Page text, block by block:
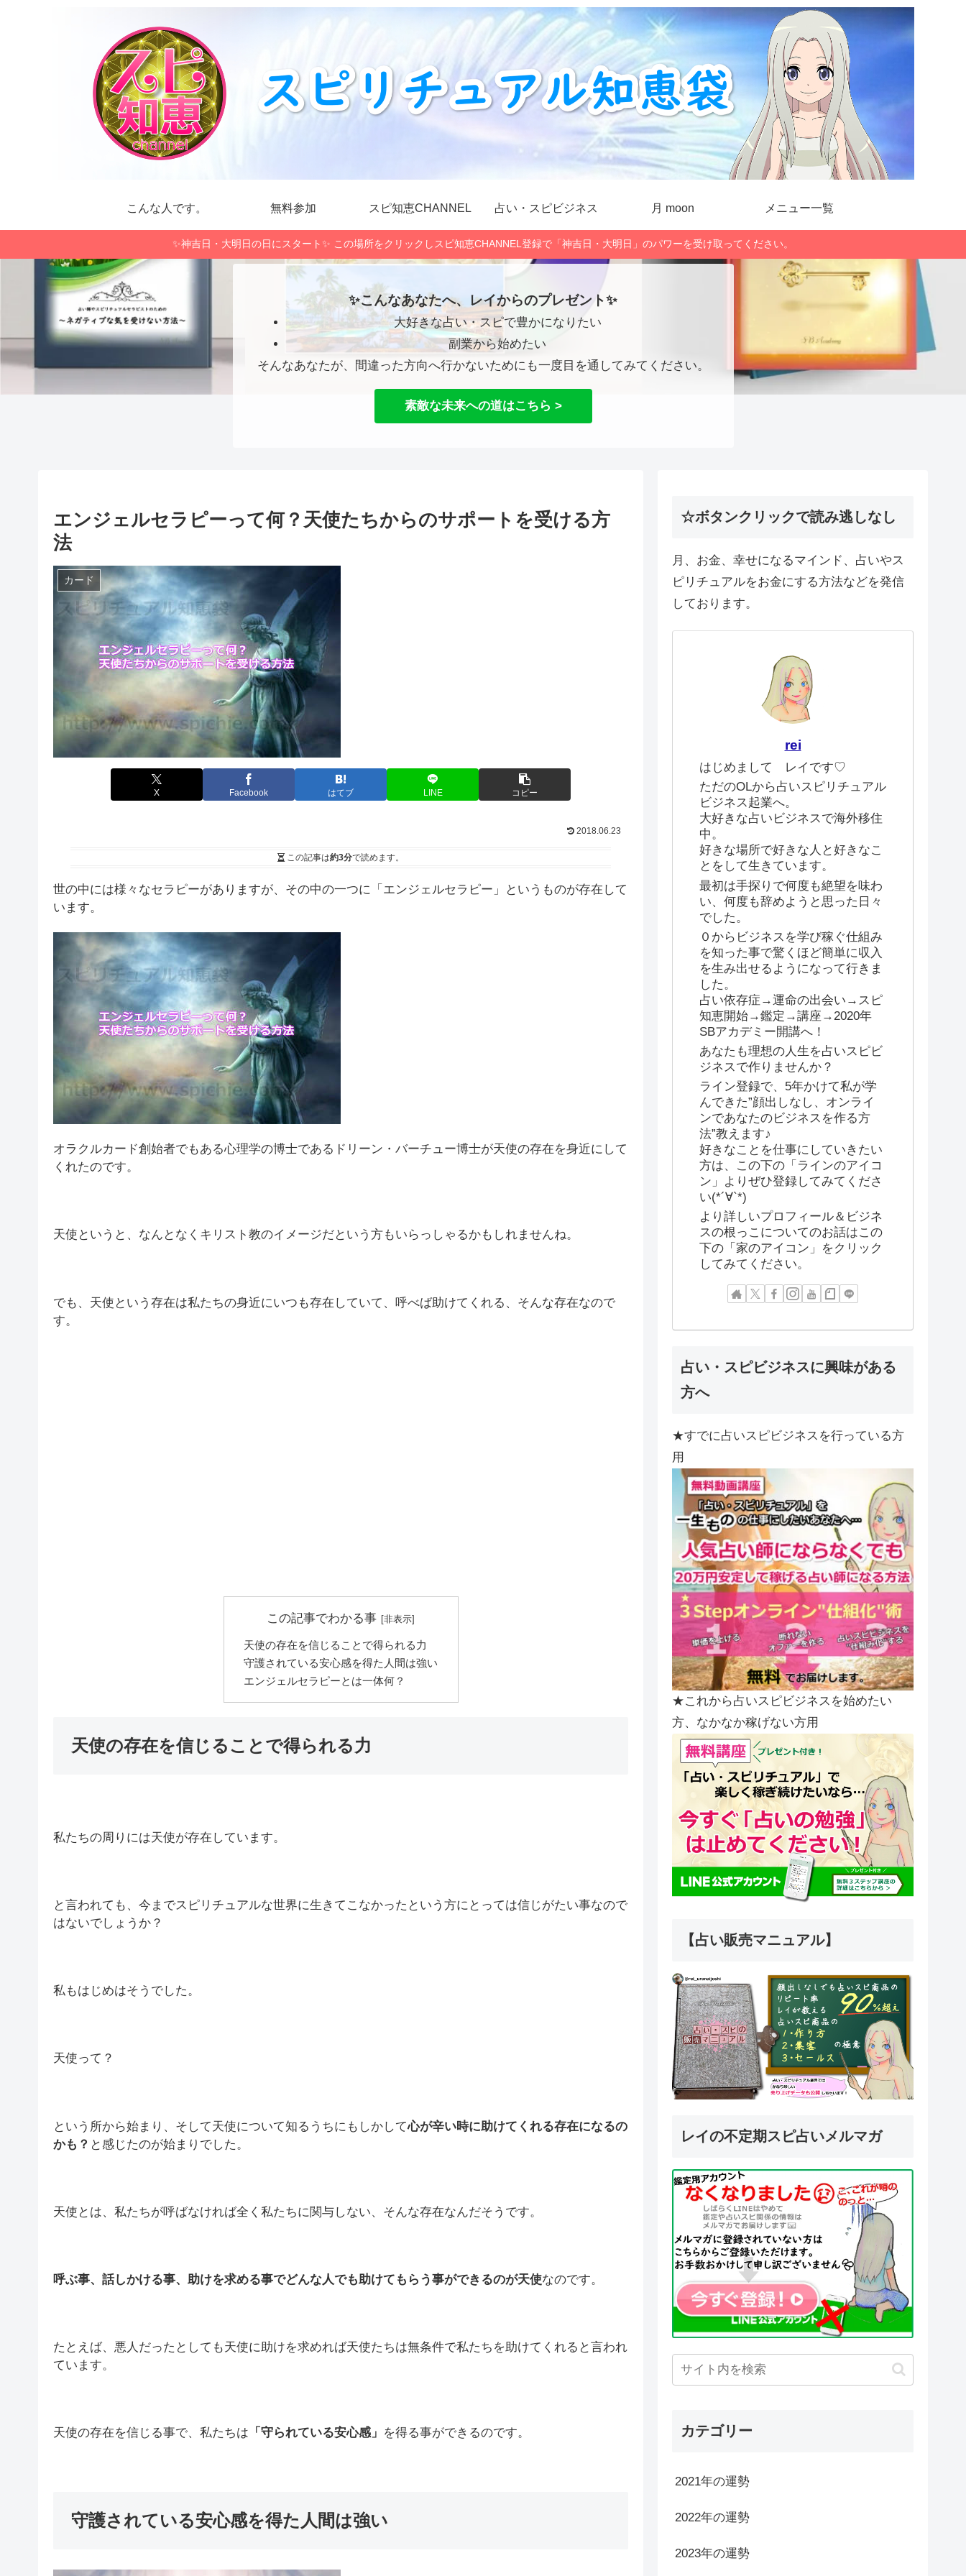
こんな人です。 無料参加 スピ知恵CHANNEL 占い・スピビジネス 月 moon メニュー一覧
✨神吉日・大明日の日にスタート✨ この場所をクリックしスピ知恵CHANNEL登録で「神吉日・大明日」のパワーを受け取ってください。
✨こんなあなたへ、レイからのプレゼント✨
大好きな占い・スピで豊かになりたい
副業から始めたい
そんなあなたが、間違った方向へ行かないためにも一度目を通してみてください。
素敵な未来への道はこちら >
エンジェルセラピーって何？天使たちからのサポートを受ける方
法
カード
X Facebook はてブ LINE コピー
2018.06.23
この記事は約3分で読めます。
世の中には様々なセラピーがありますが、その中の一つに「エンジェルセラピー」というものが存在して
います。
オラクルカード創始者でもある心理学の博士であるドリーン・バーチュー博士が天使の存在を身近にして
くれたのです。
天使というと、なんとなくキリスト教のイメージだという方もいらっしゃるかもしれませんね。
でも、天使という存在は私たちの身近にいつも存在していて、呼べば助けてくれる、そんな存在なので
す。
この記事でわかる事
天使の存在を信じることで得られる力
守護されている安心感を得た人間は強い
エンジェルセラピーとは一体何？
天使の存在を信じることで得られる力
私たちの周りには天使が存在しています。
と言われても、今までスピリチュアルな世界に生きてこなかったという方にとっては信じがたい事なので
はないでしょうか？
私もはじめはそうでした。
天使って？
という所から始まり、そして天使について知るうちにもしかして心が辛い時に助けてくれる存在になるの
かも？ と感じたのが始まりでした。
天使とは、私たちが呼ばなければ全く私たちに関与しない、そんな存在なんだそうです。
呼ぶ事、話しかける事、助けを求める事でどんな人でも助けてもらう事ができるのが天使なのです。
たとえば、悪人だったとしても天使に助けを求めれば天使たちは無条件で私たちを助けてくれると言われ
ています。
天使の存在を信じる事で、私たちは 「守られている安心感」 を得る事ができるのです。
守護されている安心感を得た人間は強い
☆ボタンクリックで読み逃しなし
月、お金、幸せになるマインド、占いやス
ピリチュアルをお金にする方法などを発信
しております。
rei
はじめまして レイです♡
ただのOLから占いスピリチュアル
ビジネス起業へ。
大好きな占いビジネスで海外移住
中。
好きな場所で好きな人と好きなこ
とをして生きています。
最初は手探りで何度も絶望を味わ
い、何度も辞めようと思った日々
でした。
０からビジネスを学び稼ぐ仕組み
を知った事で驚くほど簡単に収入
を生み出せるようになって行きま
した。
占い依存症→運命の出会い→スピ
知恵開始→鑑定→講座→2020年
SBアカデミー開講へ！
あなたも理想の人生を占いスピビ
ジネスで作りませんか？
ライン登録で、5年かけて私が学
んできた”顔出しなし、オンライ
ンであなたのビジネスを作る方
法”教えます♪
好きなことを仕事にしていきたい
方は、この下の「ラインのアイコ
ン」よりぜひ登録してみてくださ
い(*´∀`*)
より詳しいプロフィール＆ビジネ
スの根っこについてのお話はこの
下の「家のアイコン」をクリック
してみてください。
占い・スピビジネスに興味がある
方へ
★すでに占いスピビジネスを行っている方
用
★これから占いスピビジネスを始めたい
方、なかなか稼げない方用
【占い販売マニュアル】
レイの不定期スピ占いメルマガ
カテゴリー
2021年の運勢
2022年の運勢
2023年の運勢